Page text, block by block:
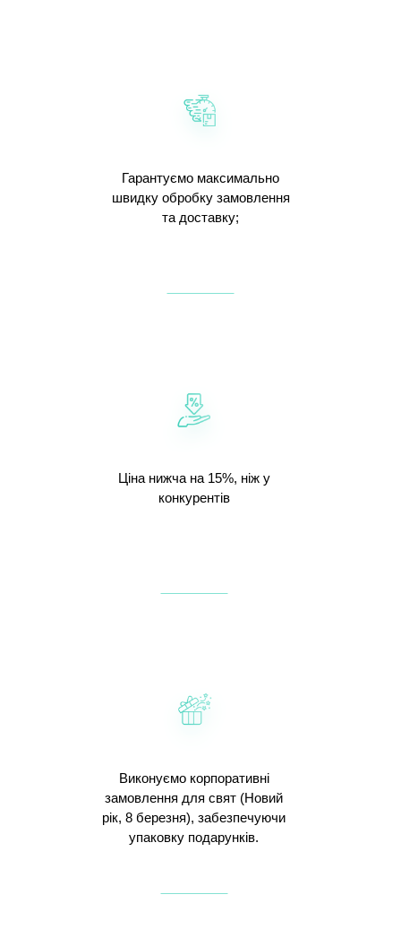
Гарантуємо максимально
швидку обробку замовлення
та доставку;
Ціна нижча на 15%, ніж у
конкурентів
Виконуємо корпоративні
замовлення для свят (Новий
рік, 8 березня), забезпечуючи
упаковку подарунків.